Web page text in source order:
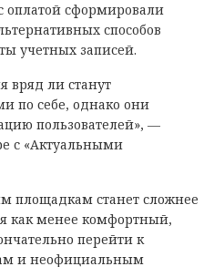
сформировали
способов
учетных записей.
вряд ли станут
по себе, однако они
пользователей», —
с «Актуальными
площадкам станет сложнее
как менее комфортный,
перейти к
и неофициальным